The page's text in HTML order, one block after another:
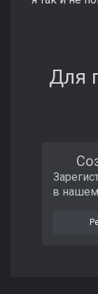
Для
в нашем